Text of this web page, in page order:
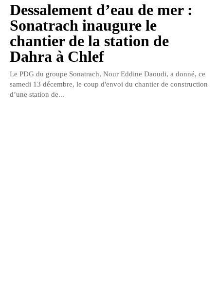
Dessalement d’eau de mer :
Sonatrach inaugure le
chantier de la station de
Dahra à Chlef
Le PDG du groupe Sonatrach, Nour Eddine Daoudi, a donné, ce
samedi 13 décembre, le coup d'envoi du chantier de construction
d’une station de...